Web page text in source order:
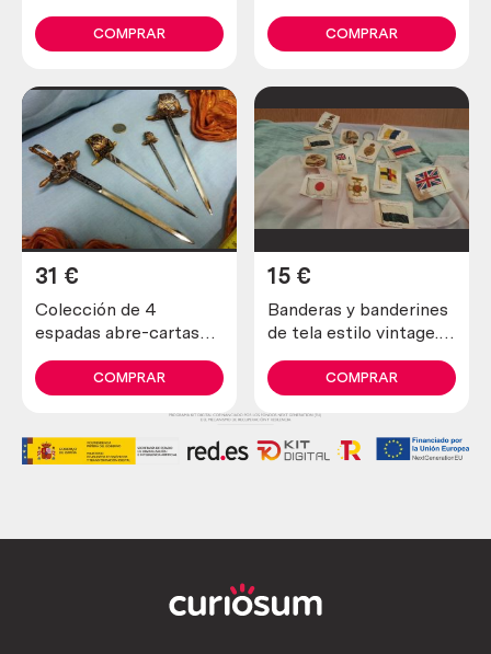
cobre. 80 litros.
COMPRAR
De antigua colección
COMPRAR
Colección de 4
espadas abre-cartas
31 €
COMPRAR
Banderas y banderines
de tela estilo vintage.
15 €
COMPRAR